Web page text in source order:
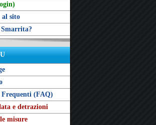
al sito
Smarrita?
Frequenti (FAQ)
e detrazioni
misure